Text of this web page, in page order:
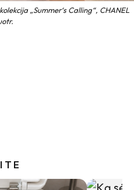
„Summer‘s Calling“, CHANEL